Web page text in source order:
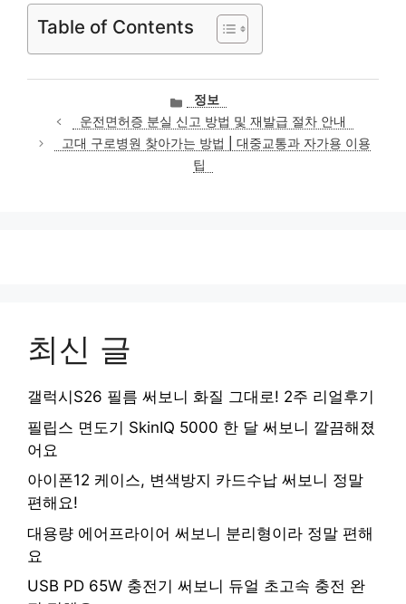
Table of Contents
카
테
고
리
정보
운전면허증 분실 신고 방법 및 재발급 절차 안내
고대 구로병원 찾아가는 방법 | 대중교통과 자가용 이용
팁
최신 글
갤럭시S26 필름 써보니 화질 그대로! 2주 리얼후기
필립스 면도기 SkinIQ 5000 한 달 써보니 깔끔해졌
어요
아이폰12 케이스, 변색방지 카드수납 써보니 정말
편해요!
대용량 에어프라이어 써보니 분리형이라 정말 편해
요
USB PD 65W 충전기 써보니 듀얼 초고속 충전 완